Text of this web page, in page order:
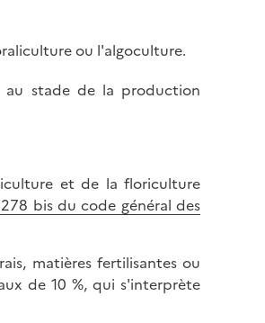
ou l'algoculture.
au stade de la production
et de la floriculture
bis du code général des
matières fertilisantes ou
de 10 %, qui s'interprète